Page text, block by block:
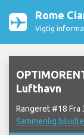
Rome
Vigtig
Lufthavn
Rangeret #18 Fra
Sammenlig